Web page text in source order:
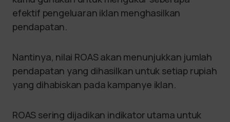
efektif pengeluaran iklan menghasilkan
pendapatan.
Nantinya, nilai ROAS akan menunjukkan jumlah
pendapatan yang dihasilkan untuk setiap rupiah
yang dihabiskan pada kampanye iklan.
ROAS sering dijadikan indikator utama untuk